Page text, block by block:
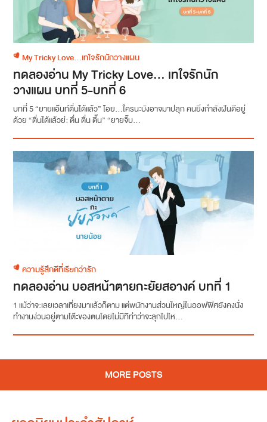
My Tricky Love...เทใจรักนักวางแผน
ทดลองอ่าน My Tricky Love… เทใจรักนัก
วางแผน บทที่ 5-บทที่ 6
บทที่ 5 “ยายแอ๊นท์ตื่นได้แล้ว” โอย...ใครนะบังอาจมาปลุก คนยิ่งกำลังฝันดีอยู่
ด้วย “ตื่นได้แล้วย่ะ ตื่น ตื่น ตื๊น” “ยายจิ๊บ...
ความรู้สึกดีที่เรียกว่ารัก
ทดลองอ่าน บอสหน้าตายกะยัยสอางค์ บทที่ 1
1 แม้ว่าจะเลยเวลาเที่ยงมาแล้วก็ตาม แต่พนักงานส่วนใหญ่ในออฟฟิศยังคงนั่ง
ทำงานง่วนอยู่ตามโต๊ะของตนโดยไม่มีทีท่าว่าจะลุกไปไห...
MORE POSTS